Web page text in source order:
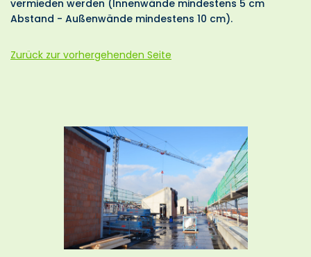
vermieden werden (Innenwände mindestens 5 cm
Abstand - Außenwände mindestens 10 cm).
Zurück zur vorhergehenden Seite